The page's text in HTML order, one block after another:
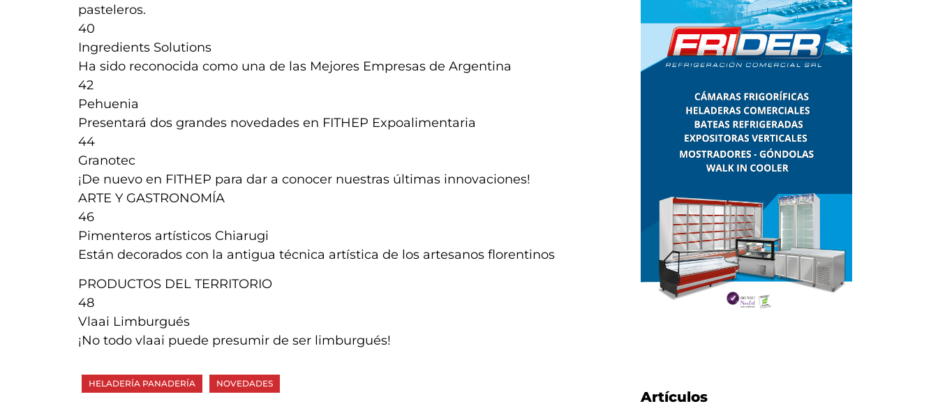
pasteleros.
40
Ingredients Solutions
Ha sido reconocida como una de las Mejores Empresas de Argentina
42
Pehuenia
Presentará dos grandes novedades en FITHEP Expoalimentaria
44
Granotec
¡De nuevo en FITHEP para dar a conocer nuestras últimas innovaciones!
ARTE Y GASTRONOMÍA
46
Pimenteros artísticos Chiarugi
Están decorados con la antigua técnica artística de los artesanos florentinos
PRODUCTOS DEL TERRITORIO
48
Vlaai Limburgués
¡No todo vlaai puede presumir de ser limburgués!
HELADERÍA PANADERÍA NOVEDADES
Artículos